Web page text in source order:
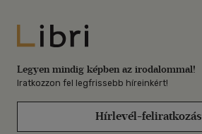
Libri
Legyen mindig képben az irodalommal!
Iratkozzon fel legfrissebb híreinkért!
Hírlevél-feliratkozás